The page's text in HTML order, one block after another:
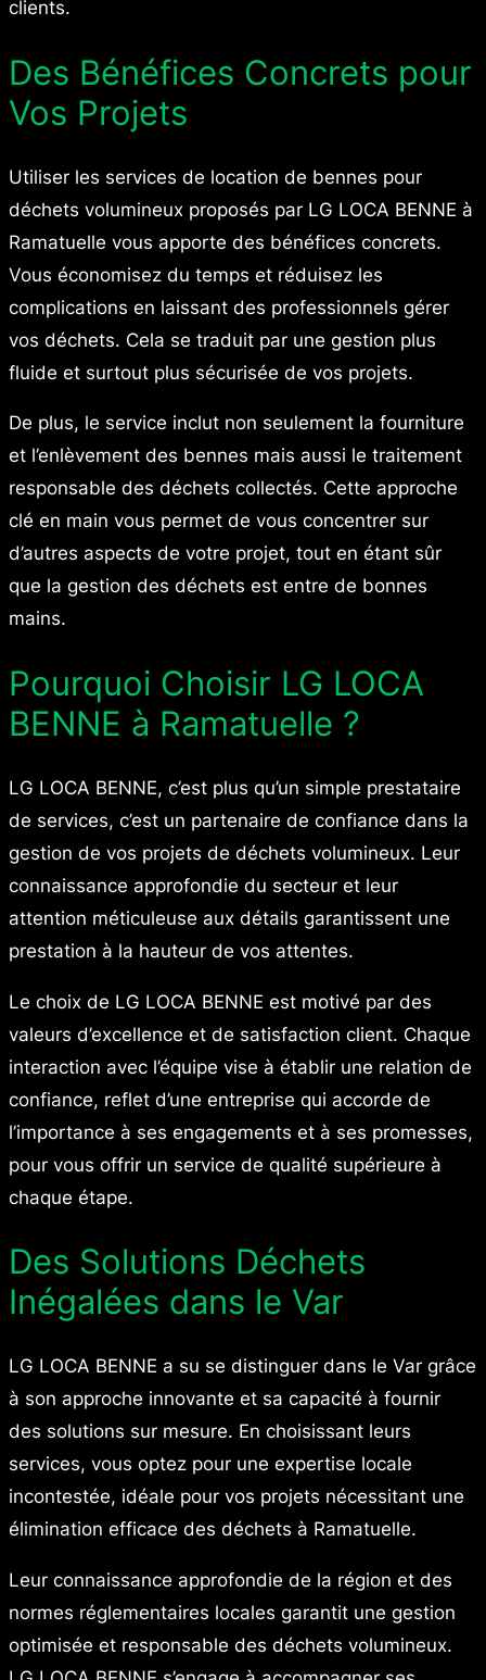
clients.
Des Bénéfices Concrets pour
Vos Projets
Utiliser les services de location de bennes pour
déchets volumineux proposés par LG LOCA BENNE à
Ramatuelle vous apporte des bénéfices concrets.
Vous économisez du temps et réduisez les
complications en laissant des professionnels gérer
vos déchets. Cela se traduit par une gestion plus
fluide et surtout plus sécurisée de vos projets.
De plus, le service inclut non seulement la fourniture
et l’enlèvement des bennes mais aussi le traitement
responsable des déchets collectés. Cette approche
clé en main vous permet de vous concentrer sur
d’autres aspects de votre projet, tout en étant sûr
que la gestion des déchets est entre de bonnes
mains.
Pourquoi Choisir LG LOCA
BENNE à Ramatuelle ?
LG LOCA BENNE, c’est plus qu’un simple prestataire
de services, c’est un partenaire de confiance dans la
gestion de vos projets de déchets volumineux. Leur
connaissance approfondie du secteur et leur
attention méticuleuse aux détails garantissent une
prestation à la hauteur de vos attentes.
Le choix de LG LOCA BENNE est motivé par des
valeurs d’excellence et de satisfaction client. Chaque
interaction avec l’équipe vise à établir une relation de
confiance, reflet d’une entreprise qui accorde de
l’importance à ses engagements et à ses promesses,
pour vous offrir un service de qualité supérieure à
chaque étape.
Des Solutions Déchets
Inégalées dans le Var
LG LOCA BENNE a su se distinguer dans le Var grâce
à son approche innovante et sa capacité à fournir
des solutions sur mesure. En choisissant leurs
services, vous optez pour une expertise locale
incontestée, idéale pour vos projets nécessitant une
élimination efficace des déchets à Ramatuelle.
Leur connaissance approfondie de la région et des
normes réglementaires locales garantit une gestion
optimisée et responsable des déchets volumineux.